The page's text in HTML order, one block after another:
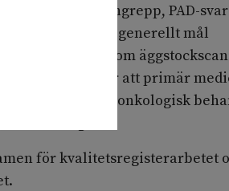
till diagnostiskt ingrepp, PAD-
Som generellt mål
från misstanke om
24 dagar eller att primär
22 dagar och att onkologisk
för kvalitetsregisterarbetet